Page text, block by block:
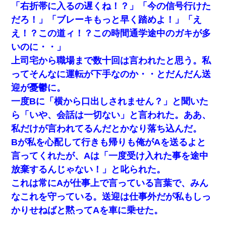
結婚生活10ヶ月目で嫁から一方的に「もう冷めた」と離婚
切り出された
【修羅場】彼女親「カスな家柄のヤツなんかと家族になる
のはごめんだ」俺「じゃあ別れます…」→ 彼女「なんで言
い返してくれなかったの？（泣」
【悲報】お風呂で父親と姉が完全に行為してるんだが...
嘘をついてフリン旅行へ出かけた嫁→翌日、嫁「ただいま
～」旦那「娘がシんだよ。何度も連絡したのに…」嫁「え
っ」→なんと・・・
転職先が決まったので退職の意思を伝えたら。上司「無責
任」「簡単には辞めさせない」私（どうせ辞めるし…）→
思いっきり反論をしてみた
私は家が貧しくて、手に職をつけようと看護師になった。
だけど卒業を控えた年の1月末、車にひかれて看護師になれ
なくなった。
「右折帯に入るの遅くね！？」「今の信号行けた
だろ！」「ブレーキもっと早く踏めよ！」「え
え！？この道ィ！？この時間通学途中のガキが多
いのに・・」
上司宅から職場まで数十回は言われたと思う。私
ってそんなに運転が下手なのか・・とだんだん送
迎が憂鬱に。
一度Bに「横から口出しされません？」と聞いた
ら「いや、会話は一切ない」と言われた。ああ、
私だけが言われてるんだとかなり落ち込んだ。
Bが私を心配して行きも帰りも俺がAを送るよと
言ってくれたが、Aは「一度受け入れた事を途中
放棄するんじゃない！」と叱られた。
これは常にAが仕事上で言っている言葉で、みん
なこれを守っている。送迎は仕事外だが私もしっ
かりせねばと黙ってAを車に乗せた。